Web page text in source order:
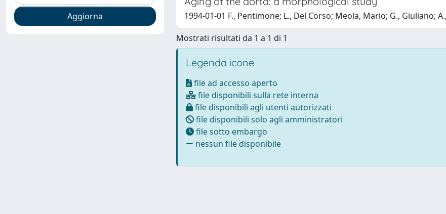
1994-01-01 F., Pentimone; L., Del Corso; Meola, Mario; G., Giuliano;
Mostrati risultati da 1 a 1 di 1
Legenda icone
file ad accesso aperto
file disponibili sulla rete interna
file disponibili agli utenti autorizzati
file disponibili solo agli amministratori
file sotto embargo
nessun file disponibile